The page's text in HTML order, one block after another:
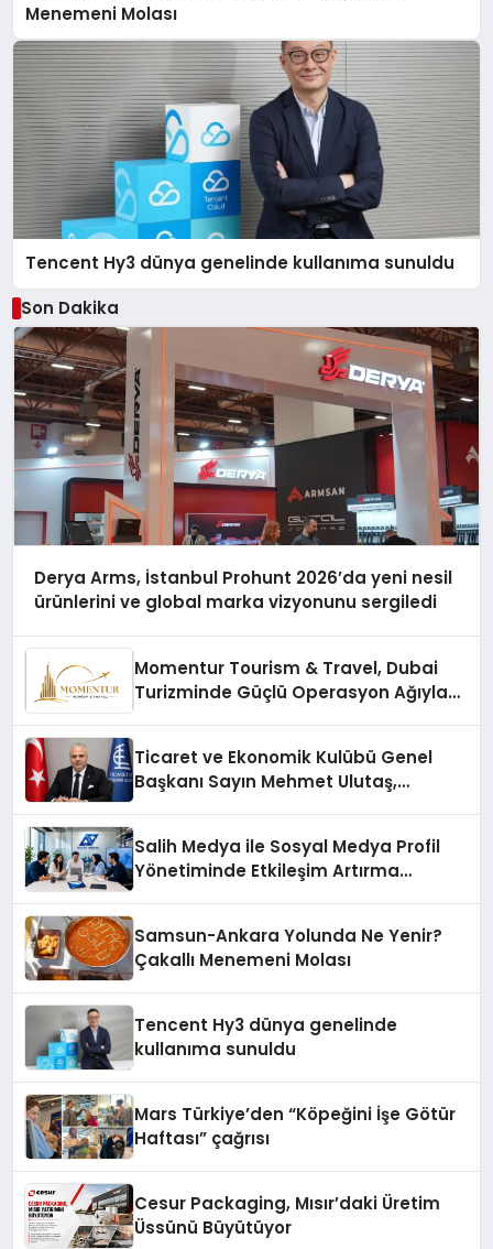
Menemeni Molası
Tencent Hy3 dünya genelinde kullanıma sunuldu
Son Dakika
Derya Arms, İstanbul Prohunt 2026’da yeni nesil
ürünlerini ve global marka vizyonunu sergiledi
Momentur Tourism & Travel, Dubai
Turizminde Güçlü Operasyon Ağıyla
Ticaret ve Ekonomik Kulübü Genel
Başkanı Sayın Mehmet Ulutaş,
Salih Medya ile Sosyal Medya Profil
Yönetiminde Etkileşim Artırma
Samsun-Ankara Yolunda Ne Yenir?
Çakallı Menemeni Molası
Tencent Hy3 dünya genelinde
kullanıma sunuldu
Mars Türkiye’den “Köpeğini İşe Götür
Haftası” çağrısı
Cesur Packaging, Mısır’daki Üretim
Üssünü Büyütüyor